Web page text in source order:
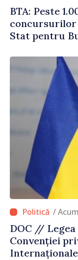
BTA: Peste
concursurilor
Stat pentru
/
DOC //
Convenției